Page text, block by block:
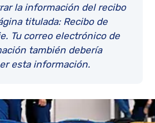
la información del recibo
titulada: Recibo de
Tu correo electrónico de
también debería
esta información.